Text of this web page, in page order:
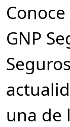
GNP
una de